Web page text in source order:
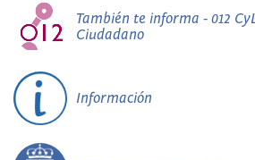
También te informa - 012
Ciudadano
Información